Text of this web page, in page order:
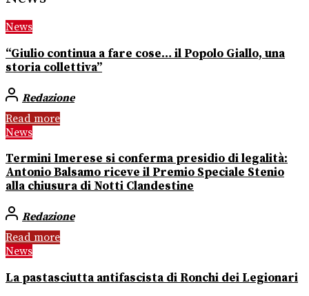
News
“Giulio continua a fare cose… il Popolo Giallo, una
storia collettiva”
Redazione
Read more
News
Termini Imerese si conferma presidio di legalità:
Antonio Balsamo riceve il Premio Speciale Stenio
alla chiusura di Notti Clandestine
Redazione
Read more
News
La pastasciutta antifascista di Ronchi dei Legionari